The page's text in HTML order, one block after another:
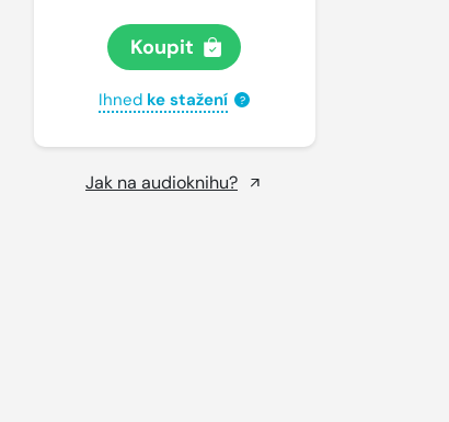
Koupit
Ihned ke stažení ?
Jak na audioknihu?